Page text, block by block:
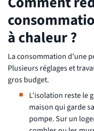
à chaleur ?
La consommation d'une
Plusieurs réglages et
gros budget.
L'isolation reste le
maison qui garde
pompe. Sur un